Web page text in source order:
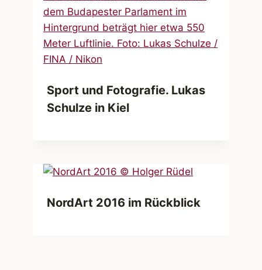
Sport und Fotografie. Lukas
Schulze in Kiel
NordArt 2016 im Rückblick